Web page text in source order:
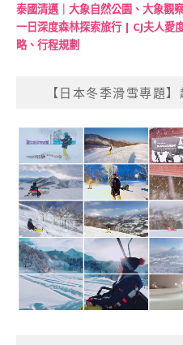
泰國清邁｜大象自然公園、大象
一日深度森林探索旅行 | CJ夫人
略、行程規劃
【日本冬季滑雪專題